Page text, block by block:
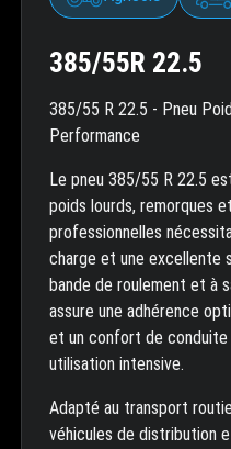
385/55R 22.5
385/55 R 22.5 - Pneu
Performance
Le pneu 385/55 R 22.5
poids lourds, remorques
professionnelles
charge et une excellente
bande de roulement et à
assure une adhérence
et un confort de conduite
utilisation intensive.
Adapté au transport
véhicules de distribution